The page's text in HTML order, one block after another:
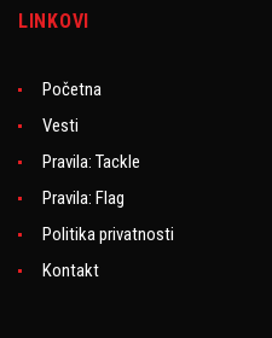
LINKOVI
Početna
Vesti
Pravila: Tackle
Pravila: Flag
Politika privatnosti
Kontakt